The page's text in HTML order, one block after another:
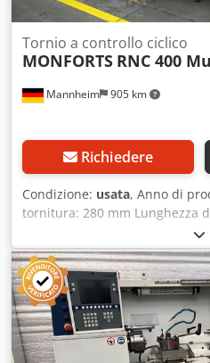
Mannheim 905 km
Tornio a controllo ciclico
MONFORTS RNC 400
Richiedere
Condizione: usata, Anno di
tornitura: 280 mm Lunghezza
di controllo: Fanuc Serie 32i,
Ss Sea Diametro del
tornitura: 600 mm